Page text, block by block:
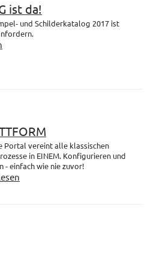
ist da!
und Schilderkatalog 2017 ist
Portal vereint alle klassischen
in EINEM. Konfigurieren und
- einfach wie nie zuvor!